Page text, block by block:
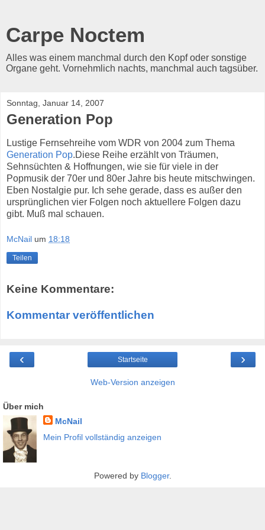
Carpe Noctem
Alles was einem manchmal durch den Kopf oder sonstige
Organe geht. Vornehmlich nachts, manchmal auch tagsüber.
Sonntag, Januar 14, 2007
Generation Pop
Lustige Fernsehreihe vom WDR von 2004 zum Thema
Generation Pop.Diese Reihe erzählt von Träumen,
Sehnsüchten & Hoffnungen, wie sie für viele in der
Popmusik der 70er und 80er Jahre bis heute mitschwingen.
Eben Nostalgie pur. Ich sehe gerade, dass es außer den
ursprünglichen vier Folgen noch aktuellere Folgen dazu
gibt. Muß mal schauen.
McNail um 18:18
Teilen
Keine Kommentare:
Kommentar veröffentlichen
‹ ›
Startseite
Web-Version anzeigen
Über mich
McNail
Mein Profil vollständig anzeigen
Powered by Blogger.